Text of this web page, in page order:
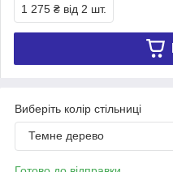
1 275 ₴ від 2 шт.
Виберіть колір стільниці
Темне дерево